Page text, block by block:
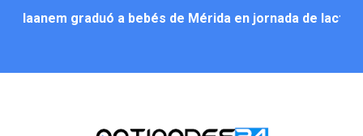
Iaanem graduó a bebés de Mérida en jornada de
Alcalde Nelson Álvarez llevó jornada recreativa a la